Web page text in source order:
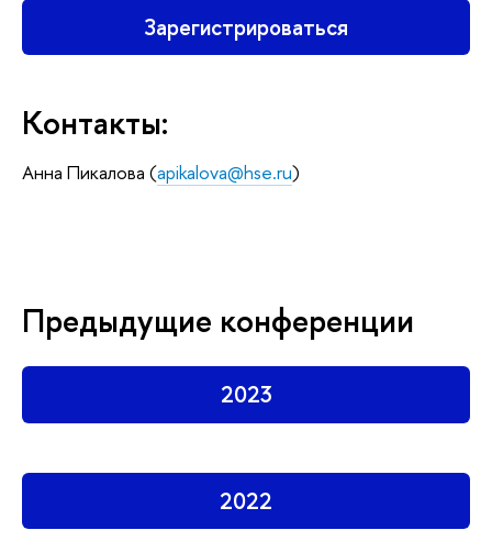
Зарегистрироваться
Контакты:
Анна Пикалова (apikalova@hse.ru)
Предыдущие конференции
2023
2022